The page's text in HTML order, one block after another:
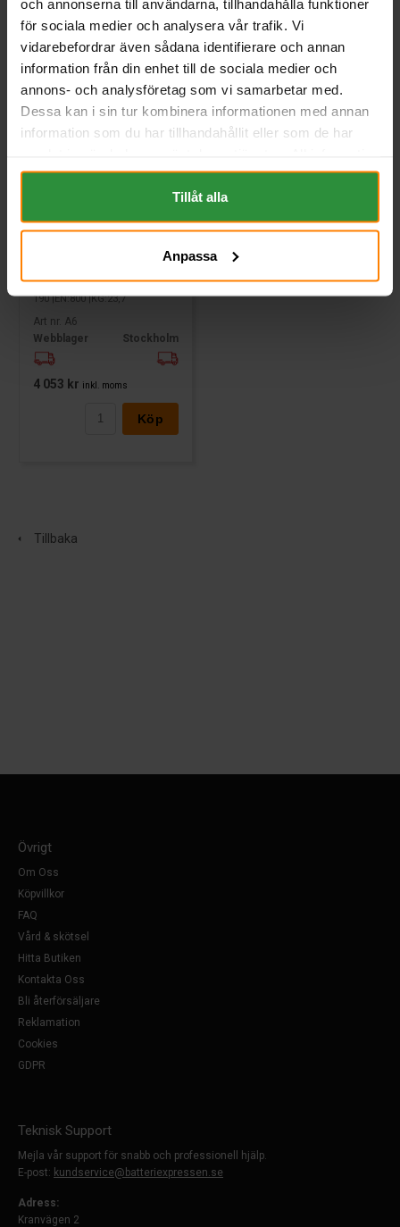
och annonserna till användarna, tillhandahålla funktioner
för sociala medier och analysera vår trafik. Vi
vidarebefordrar även sådana identifierare och annan
information från din enhet till de sociala medier och
annons- och analysföretag som vi samarbetar med.
Dessa kan i sin tur kombinera informationen med annan
information som du har tillhandahållit eller som de har
om "Cookies" och ditt val finner du på vår Cookie sida
längst ner i "footern" på sidan.
Tillåt alla
Anpassa
Varta Dynamic AGM 12V
190 |EN:800 |KG:23,7
Art nr. A6
Webblager
Stockholm
4 053 kr inkl. moms
Köp
Tillbaka
Övrigt
Om Oss
Köpvillkor
FAQ
Vård & skötsel
Hitta Butiken
Kontakta Oss
Bli återförsäljare
Reklamation
Cookies
GDPR
Teknisk Support
Mejla vår support för snabb och professionell hjälp.
E-post: kundservice@batteriexpressen.se
Adress:
Kranvägen 2